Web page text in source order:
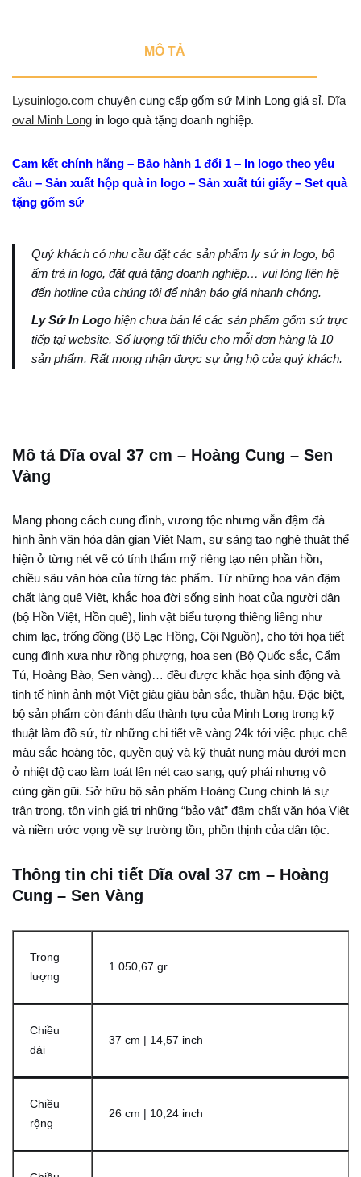
MÔ TẢ
Lysuinlogo.com chuyên cung cấp gốm sứ Minh Long giá sỉ. Dĩa
oval Minh Long in logo quà tặng doanh nghiệp.
Cam kết chính hãng – Bảo hành 1 đổi 1 – In logo theo yêu
cầu – Sản xuất hộp quà in logo – Sản xuất túi giấy – Set quà
tặng gốm sứ
Quý khách có nhu cầu đặt các sản phẩm ly sứ in logo, bộ
ấm trà in logo, đặt quà tặng doanh nghiệp… vui lòng liên hệ
đến hotline của chúng tôi để nhận báo giá nhanh chóng.
Ly Sứ In Logo hiện chưa bán lẻ các sản phẩm gốm sứ trực
tiếp tại website. Số lượng tối thiểu cho mỗi đơn hàng là 10
sản phẩm. Rất mong nhận được sự ủng hộ của quý khách.
Mô tả Dĩa oval 37 cm – Hoàng Cung – Sen
Vàng
Mang phong cách cung đình, vương tộc nhưng vẫn đậm đà
hình ảnh văn hóa dân gian Việt Nam, sự sáng tạo nghệ thuật thể
hiện ở từng nét vẽ có tính thẩm mỹ riêng tạo nên phần hồn,
chiều sâu văn hóa của từng tác phẩm. Từ những hoa văn đậm
chất làng quê Việt, khắc họa đời sống sinh hoạt của người dân
(bộ Hồn Việt, Hồn quê), linh vật biểu tượng thiêng liêng như
chim lạc, trống đồng (Bộ Lạc Hồng, Cội Nguồn), cho tới họa tiết
cung đình xưa như rồng phượng, hoa sen (Bộ Quốc sắc, Cẩm
Tú, Hoàng Bào, Sen vàng)… đều được khắc họa sinh động và
tinh tế hình ảnh một Việt giàu giàu bản sắc, thuần hậu. Đặc biệt,
bộ sản phẩm còn đánh dấu thành tựu của Minh Long trong kỹ
thuật làm đồ sứ, từ những chi tiết vẽ vàng 24k tới việc phục chế
màu sắc hoàng tộc, quyền quý và kỹ thuật nung màu dưới men
ở nhiệt độ cao làm toát lên nét cao sang, quý phái nhưng vô
cùng gần gũi. Sở hữu bộ sản phẩm Hoàng Cung chính là sự
trân trọng, tôn vinh giá trị những “bảo vật” đậm chất văn hóa Việt
và niềm ước vọng về sự trường tồn, phồn thịnh của dân tộc.
Thông tin chi tiết Dĩa oval 37 cm – Hoàng
Cung – Sen Vàng
Trọng
lượng
1.050,67 gr
Chiều
dài
37 cm | 14,57 inch
Chiều
rộng
26 cm | 10,24 inch